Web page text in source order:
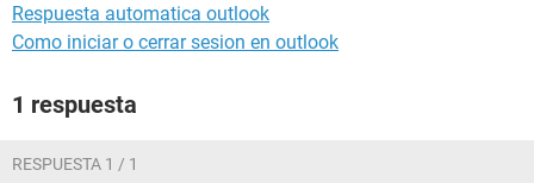
Respuesta automatica outlook
Como iniciar o cerrar sesion en outlook
1 respuesta
RESPUESTA 1 / 1